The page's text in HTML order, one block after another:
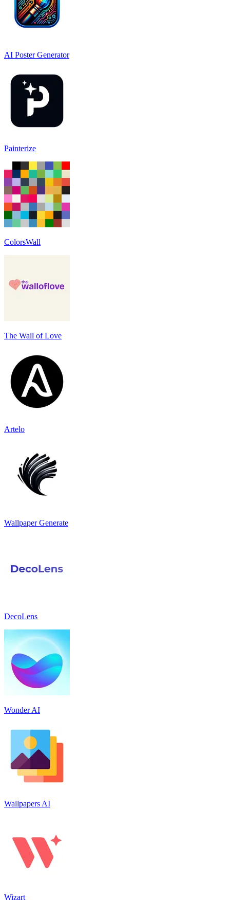
AI Poster Generator
Painterize
ColorsWall
The Wall of Love
Artelo
Wallpaper Generate
DecoLens
Wonder AI
Wallpapers AI
Wizart